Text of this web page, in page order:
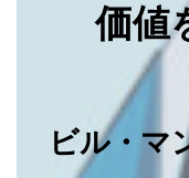
価値
ビル・マ